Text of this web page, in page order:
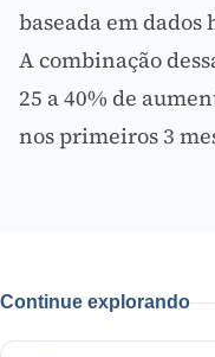
baseada em dados
A combinação
25 a 40% de
nos primeiros 3
Continue explorando